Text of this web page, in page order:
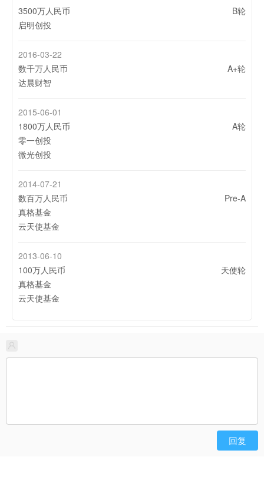
B轮
3500万人民币
启明创投
2016-03-22
A+轮
数千万人民币
达晨财智
2015-06-01
A轮
1800万人民币
零一创投
微光创投
2014-07-21
Pre-A
数百万人民币
真格基金
云天使基金
2013-06-10
天使轮
100万人民币
真格基金
云天使基金
回复